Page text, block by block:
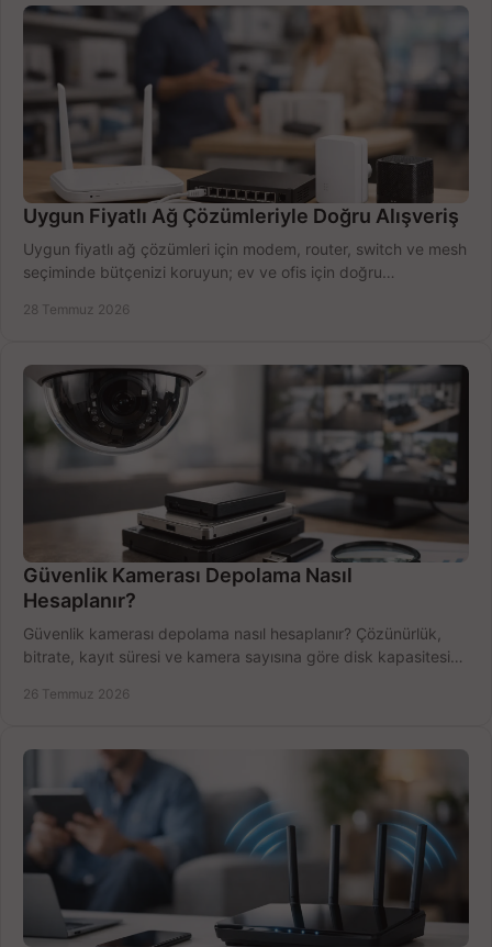
Uygun Fiyatlı Ağ Çözümleriyle Doğru Alışveriş
Uygun fiyatlı ağ çözümleri için modem, router, switch ve mesh
seçiminde bütçenizi koruyun; ev ve ofis için doğru
28 Temmuz 2026
Güvenlik Kamerası Depolama Nasıl
Hesaplanır?
Güvenlik kamerası depolama nasıl hesaplanır? Çözünürlük,
bitrate, kayıt süresi ve kamera sayısına göre disk kapasitesini
26 Temmuz 2026